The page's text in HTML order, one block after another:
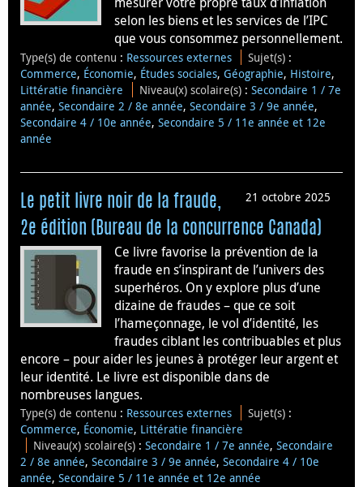
selon les biens et les services de l’IPC
que vous consommez personnellement.
Type(s) de contenu : Ressources externes Sujet(s) :
Commerce, Économie, Études sociales, Géographie, Histoire,
Littératie financière
Niveau(x) scolaire(s) :Secondaire 1 / 7e
année, Secondaire 2 / 8e année, Secondaire 3 / 9e année,
Secondaire 4 / 10e année, Secondaire 5 / 11e année et 12e
année
21 octobre 2025
Le petit livre noir de la fraude,
2e édition (Bureau de la concurrence Canada)
Ce livre favorise la prévention de la
fraude en s’inspirant de l’univers des
superhéros. On y explore plus d’une
dizaine de fraudes – que ce soit
l’hameçonnage, le vol d’identité, les
fraudes ciblant les contribuables et plus
encore – pour aider les jeunes à protéger leur argent et
leur identité. Le livre est disponible dans de
nombreuses langues.
Type(s) de contenu : Ressources externes Sujet(s) :
Commerce, Économie, Littératie financière
Niveau(x) scolaire(s) :Secondaire 1 / 7e année,Secondaire
2 / 8e année, Secondaire 3 / 9e année, Secondaire 4 / 10e
année, Secondaire 5 / 11e année et 12e année